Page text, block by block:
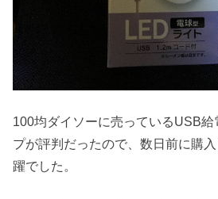
100均ダイソーに売っているUSB
プが評判だったので、数日前に購
躍でした。